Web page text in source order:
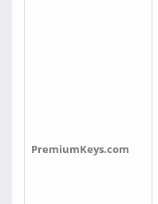
PremiumKeys.com